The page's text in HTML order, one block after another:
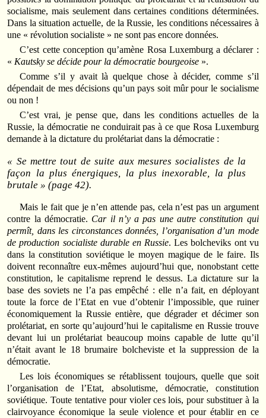
socialisme, mais seulement dans certaines conditions déterminées.
Dans la situation actuelle, de la Russie, les conditions nécessaires à
une « révolution socialiste » ne sont pas encore données.
C’est cette conception qu’amène Rosa Luxemburg a déclarer :
« Kautsky se décide pour la démocratie bourgeoise ».
Comme s’il y avait là quelque chose à décider, comme s’il
dépendait de mes décisions qu’un pays soit mûr pour le socialisme
ou non !
C’est vrai, je pense que, dans les conditions actuelles de la
Russie, la démocratie ne conduirait pas à ce que Rosa Luxemburg
demande à la dictature du prolétariat dans la démocratie :
« Se mettre tout de suite aux mesures socialistes de la
façon la plus énergiques, la plus inexorable, la plus
brutale » (page 42).
Mais le fait que je n’en attende pas, cela n’est pas un argument
contre la démocratie. Car il n’y a pas une autre constitution qui
permît, dans les circonstances données, l’organisation d’un mode
de production socialiste durable en Russie. Les bolcheviks ont vu
dans la constitution soviétique le moyen magique de le faire. Ils
doivent reconnaître eux-mêmes aujourd’hui que, nonobstant cette
constitution, le capitalisme reprend le dessus. La dictature sur la
base des soviets ne l’a pas empêché : elle n’a fait, en déployant
toute la force de l’Etat en vue d’obtenir l’impossible, que ruiner
économiquement la Russie entière, que dégrader et décimer son
prolétariat, en sorte qu’aujourd’hui le capitalisme en Russie trouve
devant lui un prolétariat beaucoup moins capable de lutte qu’il
n’était avant le 18 brumaire bolcheviste et la suppression de la
démocratie.
Les lois économiques se rétablissent toujours, quelle que soit
l’organisation de l’Etat, absolutisme, démocratie, constitution
soviétique. Toute tentative pour violer ces lois, pour substituer à la
clairvoyance économique la seule violence et pour établir en ce